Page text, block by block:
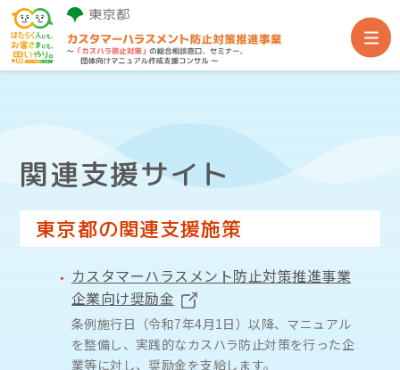
総合相談窓口
団体・企業向けセミナー
団体向け専門家派遣
関連支援サイト
関連支援サイト
東京都の関連支援施策
カスタマーハラスメント防止対策推進事業
企業向け奨励金
条例施行日（令和7年4月1日）以降、マニュアル
を整備し、実践的なカスハラ防止対策を行った企
業等に対し、奨励金を支給します。